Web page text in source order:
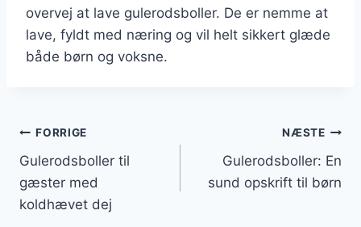
overvej at lave gulerodsboller. De er nemme at
lave, fyldt med næring og vil helt sikkert glæde
både børn og voksne.
Indlægsnavigation
FORRIGE
Gulerodsboller til
gæster med
koldhævet dej
NÆSTE
Gulerodsboller: En
sund opskrift til børn